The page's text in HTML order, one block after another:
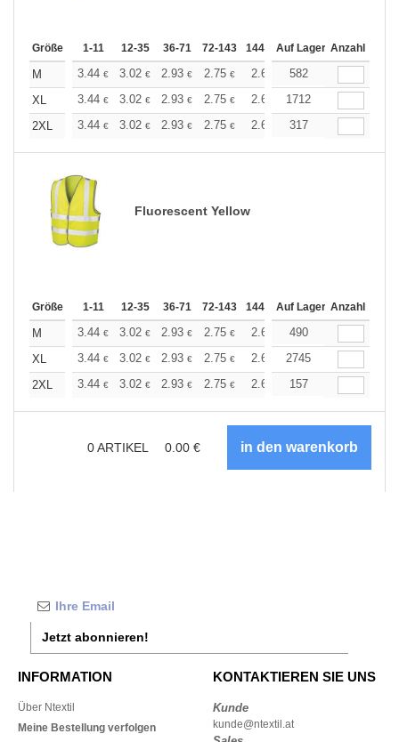
Größe 1-11 12-35 36-71 72-143 144-287 288 + Mehr
Auf Lager Anzahl
M 3.44 € 3.02 € 2.93 € 2.75 € 2.61 2.57
582
XL
3.44 € 3.02 € 2.93 € 2.75 € 2.61 2.57
1712
2XL
3.44 € 3.02 € 2.93 € 2.75 € 2.61 2.57
317
Fluorescent Yellow
Größe 1-11 12-35 36-71 72-143 144-287 288 + Mehr
Auf Lager Anzahl
M 3.44 € 3.02 € 2.93 € 2.75 € 2.61 2.57
490
XL
3.44 € 3.02 € 2.93 € 2.75 € 2.61 2.57
2745
2XL
3.44 € 3.02 € 2.93 € 2.75 € 2.61 2.57
157
0ARTIKEL 0.00 €
Jetzt abonnieren!
INFORMATION
Über Ntextil
Meine Bestellung verfolgen
KONTAKTIEREN SIE UNS
Kunde
kunde@ntextil.at